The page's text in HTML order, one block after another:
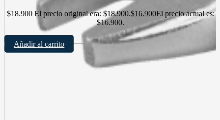
$18.900 El precio original era: $18.900.$16.900El precio actual es:
$16.900.
Añadir al carrito